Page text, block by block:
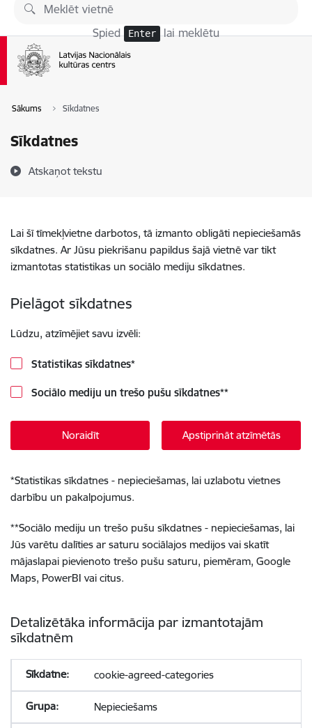
Pāriet uz lapas saturu
Spied Enter lai meklētu
Sākums Sīkdatnes
Sīkdatnes
Atskaņot tekstu
Lai šī tīmekļvietne darbotos, tā izmanto obligāti nepieciešamās
sīkdatnes. Ar Jūsu piekrišanu papildus šajā vietnē var tikt
izmantotas statistikas un sociālo mediju sīkdatnes.
Pielāgot sīkdatnes
Lūdzu, atzīmējiet savu izvēli:
Statistikas sīkdatnes*
Sociālo mediju un trešo pušu sīkdatnes**
Noraidīt Apstiprināt atzīmētās
*Statistikas sīkdatnes - nepieciešamas, lai uzlabotu vietnes
darbību un pakalpojumus.
**Sociālo mediju un trešo pušu sīkdatnes - nepieciešamas, lai
Jūs varētu dalīties ar saturu sociālajos medijos vai skatīt
mājaslapai pievienoto trešo pušu saturu, piemēram, Google
Maps, PowerBI vai citus.
Detalizētāka informācija par izmantotajām
sīkdatnēm
cookie-agreed-categories
Nepieciešams